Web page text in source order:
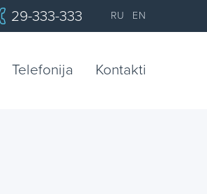
29-333-333 RU EN
Telefonija Kontakti